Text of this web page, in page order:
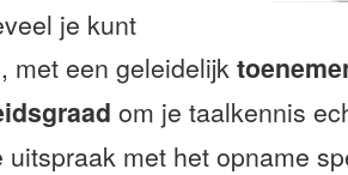
je kunt
met een geleidelijk
om je taalkennis
uitspraak met het opname